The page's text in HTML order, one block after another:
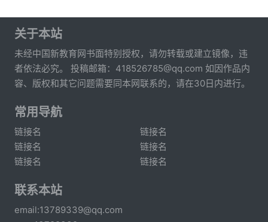
关于本站
未经中国新教育网书面特别授权，请勿转载或建立镜像，违
者依法必究。 投稿邮箱：418526785@qq.com 如因作品内
容、版权和其它问题需要同本网联系的，请在30日内进行。
常用导航
链接名
链接名
链接名
链接名
链接名
链接名
联系本站
email:13789339@qq.com